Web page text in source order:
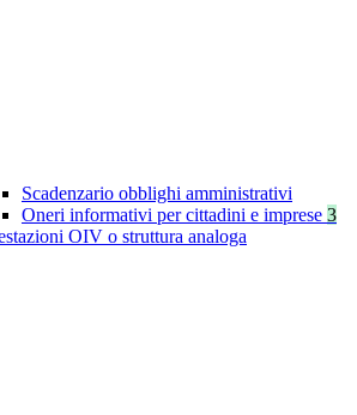
Scadenzario obblighi amministrativi
Oneri informativi per cittadini e imprese 3
OIV o struttura analoga